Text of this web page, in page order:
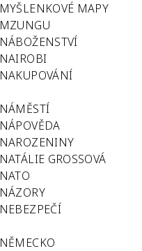
MYŠLENKOVÉ MAPY
MZUNGU
NÁBOŽENSTVÍ
NAIROBI
NAKUPOVÁNÍ
NÁMĚSTÍ
NÁPOVĚDA
NAROZENINY
NATÁLIE GROSSOVÁ
NATO
NÁZORY
NEBEZPEČÍ
NĚMECKO